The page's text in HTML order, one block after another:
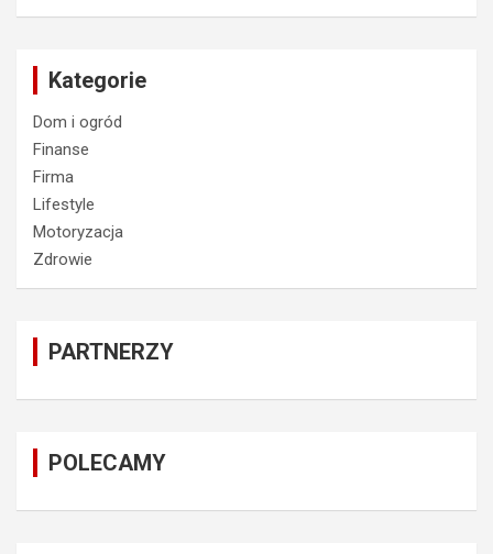
Kategorie
Dom i ogród
Finanse
Firma
Lifestyle
Motoryzacja
Zdrowie
PARTNERZY
POLECAMY